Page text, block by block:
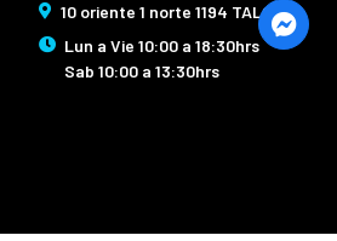
10 oriente 1 norte 1194 TALCA
Lun a Vie 10:00 a 18:30hrs
Sab 10:00 a 13:30hrs